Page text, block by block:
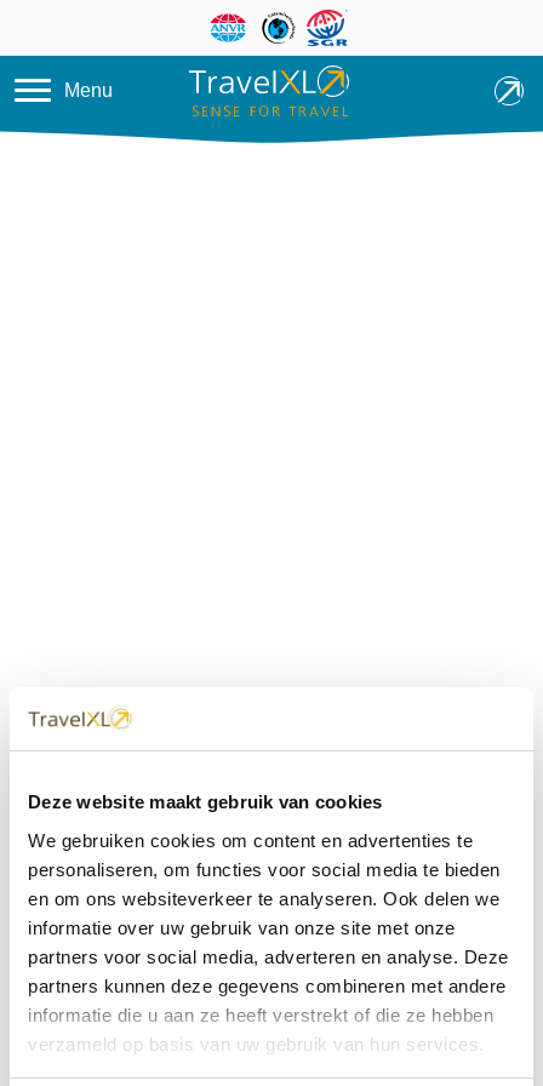
Deze website maakt gebruik van cookies
We gebruiken cookies om content en advertenties te
personaliseren, om functies voor social media te bieden
en om ons websiteverkeer te analyseren. Ook delen we
informatie over uw gebruik van onze site met onze
partners voor social media, adverteren en analyse. Deze
partners kunnen deze gegevens combineren met andere
informatie die u aan ze heeft verstrekt of die ze hebben
verzameld op basis van uw gebruik van hun services.
Overslaan en naar de inhoud
Menu
dichtbij
Met 60+ verkooppunten in Nederland en België staan wij
met onze XL Travelcenters, mobiele reisadviseurs van
TravelXL@Home en deze website altijd voor uw vakantie
klaar.
• Ontzorgen van A-Z • Onafhankelijk advies • Maatwerk •
Bespaar tijd en stress
TravelXLreisbureau's